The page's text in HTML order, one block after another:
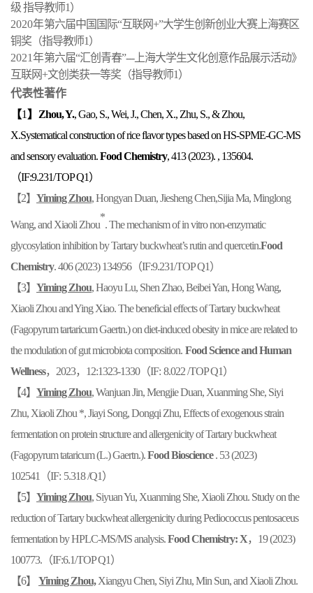
级 指导教师1）
2020年第六届中国国际“互联网+”大学生创新创业大赛上海赛区
铜奖（指导教师1）
2021年第六届“汇创青春”---上海大学生文化创意作品展示活动》
互联网+文创类获一等奖（指导教师1）
代表性著作
【1 】 Zhou, Y., Gao, S., Wei, J., Chen, X., Zhu, S., & Zhou,
X.Systematical construction of rice flavor types based on HS-SPME-GC-MS
and sensory evaluation.FoodChemistry, 413 (2023). , 135604.
（IF:9.231/TOP Q1）
【2】 Yiming Zhou, Hongyan Duan, Jiesheng Chen,Sijia Ma, Minglong
Wang, and Xiaoli Zhou
*
. The mechanism of in vitro non-enzymatic
glycosylation inhibition by Tartary buckwheat’s rutin and quercetin.Food
Chemistry. 406 (2023) 134956（IF:9.231/TOP Q1）
【3】 Yiming Zhou, Haoyu Lu, Shen Zhao, Beibei Yan, Hong Wang,
Xiaoli Zhou and Ying Xiao. The beneficial effects of Tartary buckwheat
(Fagopyrum tartaricumGaertn.) on diet-induced obesity in mice are related to
the modulation of gut microbiota composition. Food Science and Human
Wellness， 2023， 12:1323-1330（IF: 8.022 /TOP Q1）
【4】 Yiming Zhou, Wanjuan Jin, Mengjie Duan, Xuanming She, Siyi
Zhu, Xiaoli Zhou *, Jiayi Song, Dongqi Zhu, Effects of exogenous strain
fermentation on protein structure and allergenicity of Tartary buckwheat
(Fagopyrum tataricum (L.)Gaertn.).Food Bioscience. 53 (2023)
102541
（IF: 5.318/Q1）
【5】 Yiming Zhou, Siyuan Yu, Xuanming She, Xiaoli Zhou. Study on the
reduction of Tartary buckwheat allergenicity during Pediococcus pentosaceus
fermentation by HPLC-MS/MS analysis.Food Chemistry: X， 19 (2023)
100773. （IF:6.1/TOP Q1）
【6】
Yiming Zhou,Xiangyu Chen, Siyi Zhu, Min Sun, and Xiaoli Zhou.